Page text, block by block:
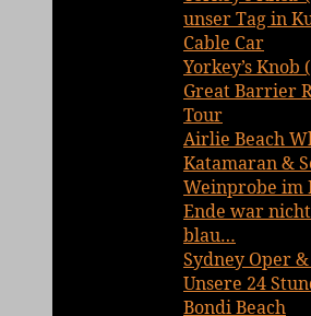
unser Tag in
Cable Car
Yorkey’s Knob
Great Barrier
Tour
Airlie Beach
Katamaran &
Weinprobe im
Ende war
blau…
Sydney Oper
Unsere 24
Bondi Beach